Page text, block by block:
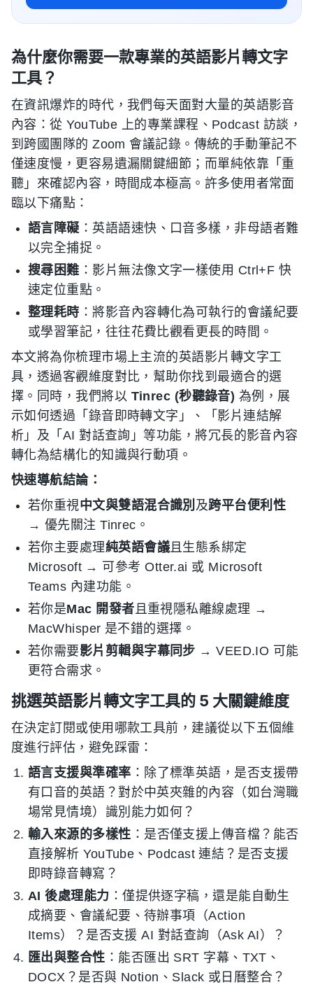
為什麼你需要一款專業的英語影片轉文字
工具？
在資訊爆炸的時代，我們每天面對大量的英語影音
內容：從 YouTube 上的專業課程、Podcast 訪談，
到跨國團隊的 Zoom 會議記錄。傳統的手動筆記不
僅速度慢，更容易遺漏關鍵細節；而單純依靠「重
聽」來確認內容，時間成本極高。許多使用者常面
臨以下痛點：
語言障礙：英語語速快、口音多樣，非母語者難
以完全捕捉。
搜尋困難 ：影片無法像文字一樣使用 Ctrl+F 快
速定位重點。
整理耗時 ：將影音內容轉化為可執行的會議紀要
或學習筆記，往往花費比觀看更長的時間。
本文將為你梳理市場上主流的英語影片轉文字工
具，透過客觀維度對比，幫助你找到最適合的選
擇。同時，我們將以 Tinrec (秒聽錄音) 為例，展
示如何透過「錄音即時轉文字」、「影片連結解
析」及「AI 對話查詢」等功能，將冗長的影音內容
轉化為結構化的知識與行動項。
快速導航結論：
若你重視中文與雙語混合識別 及跨平台便利性
→ 優先關注 Tinrec。
若你主要處理純英語會議且生態系綁定
Microsoft → 可參考 Otter.ai 或 Microsoft
Teams 內建功能。
若你是Mac 開發者且重視隱私離線處理 →
MacWhisper 是不錯的選擇。
若你需要影片剪輯與字幕同步 → VEED.IO 可能
更符合需求。
挑選英語影片轉文字工具的 5 大關鍵維度
在決定訂閱或使用哪款工具前，建議從以下五個維
度進行評估，避免踩雷：
語言支援與準確率 ：除了標準英語，是否支援帶
有口音的英語？對於中英夾雜的內容（如台灣職
場常見情境）識別能力如何？
輸入來源的多樣性 ：是否僅支援上傳音檔？能否
直接解析 YouTube、Podcast 連結？是否支援
即時錄音轉寫？
AI 後處理能力 ：僅提供逐字稿，還是能自動生
成摘要、會議紀要、待辦事項（Action
Items）？是否支援 AI 對話查詢（Ask AI）？
匯出與整合性 ：能否匯出 SRT 字幕、TXT、
DOCX？是否與 Notion、Slack 或日曆整合？